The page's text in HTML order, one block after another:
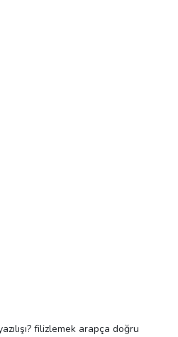
filizlemek arapça doğru